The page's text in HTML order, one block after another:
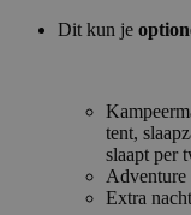
Dit kun je
tent,
slaapt per
Adventure
Extra